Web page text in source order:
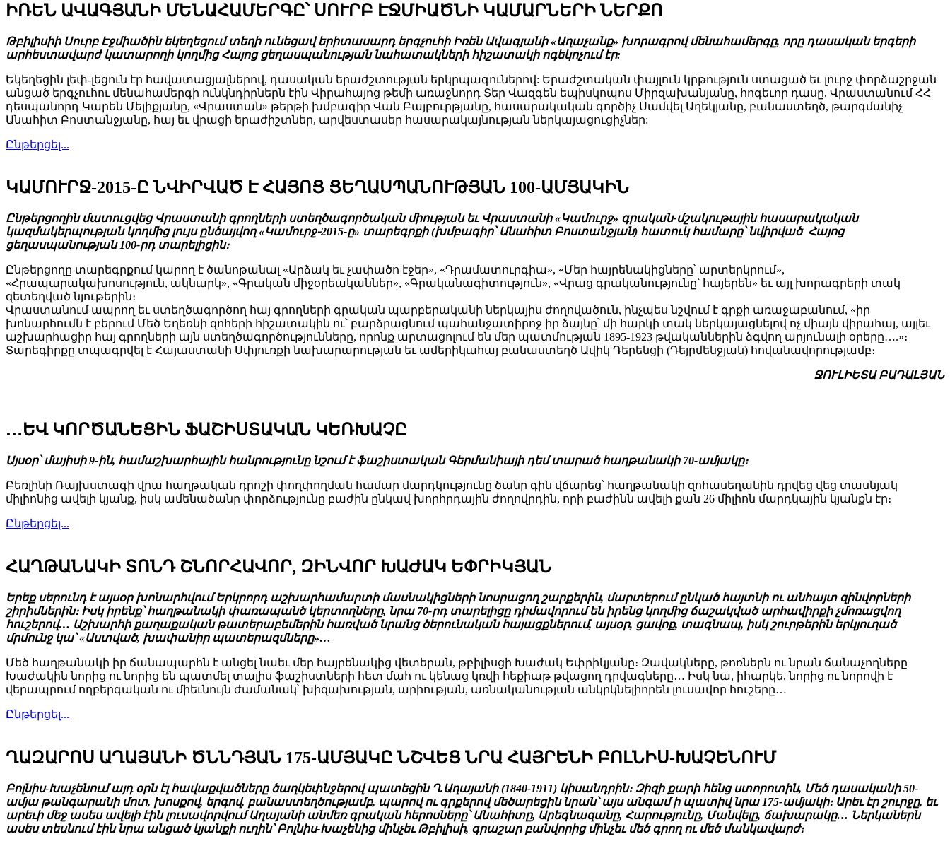
ԻՌԵՆ ԱՎԱԳՅԱՆԻ ՄԵՆԱՀԱՄԵՐԳԸ՝ ՍՈՒՐԲ ԷՋՄԻԱԾՆԻ ԿԱՄԱՐՆԵՐԻ ՆԵՐՔՈ
Թբիլիսիի Սուրբ Էջմիածին եկեղեցում տեղի ունեցավ երիտասարդ երգչուհի Իռեն Ավագյանի «Աղաչանք» խորագրով մենահամերգը, որը դասական երգերի
արհեստավարժ կատարողի կողմից Հայոց ցեղասպանության նահատակների հիշատակի ոգեկոչում էր:
Եկեղեցին լեփ-լեցուն էր հավատացյալներով, դասական երաժշտության երկրպագուներով: Երաժշտական փայլուն կրթություն ստացած եւ լուրջ փորձաշրջան
անցած երգչուհու մենահամերգի ունկնդիրներն էին Վիրահայոց թեմի առաջնորդ Տեր Վազգեն եպիսկոպոս Միրզախանյանը, հոգեւոր դասը, Վրաստանում ՀՀ
դեսպանորդ Կարեն Մելիքյանը, «Վրաստան» թերթի խմբագիր Վան Բայբուրթյանը, հասարակական գործիչ Սամվել Աղեկյանը, բանաստեղծ, թարգմանիչ
Անահիտ Բոստանջյանը, հայ եւ վրացի երաժիշտներ, արվեստասեր հասարակայնության ներկայացուցիչներ:
Ընթերցել...
ԿԱՄՈՒՐՋ-2015-Ը ՆՎԻՐՎԱԾ Է ՀԱՅՈՑ ՑԵՂԱՍՊԱՆՈՒԹՅԱՆ 100-ԱՄՅԱԿԻՆ
Ընթերցողին մատուցվեց Վրաստանի գրողների ստեղծագործական միության եւ Վրաստանի «Կամուրջ» գրական-մշակութային հասարակական
կազմակերպության կողմից լույս ընծայվող «Կամուրջ֊2015-ը» տարեգրքի (խմբագիր՝ Անահիտ Բոստանջյան) հատուկ համարը՝ նվիրված Հայոց
ցեղասպանության 100-րդ տարելիցին։
Ընթերցողը տարեգրքում կարող է ծանոթանալ «Արձակ եւ չափածո էջեր», «Դրամատուրգիա», «Մեր հայրենակիցները՝ արտերկրում»,
«Հրապարակախոսություն, ակնարկ», «Գրական միջօրեականներ», «Գրականագիտություն», «Վրաց գրականությունը՝ հայերեն» եւ այլ խորագրերի տակ
զետեղված նյութերին։
Վրաստանում ապրող եւ ստեղծագործող հայ գրողների գրական պարբերականի ներկայիս ժողովածուն, ինչպես նշվում է գրքի առաջաբանում, «իր
խոնարհումն է բերում Մեծ Եղեռնի զոհերի հիշատակին ու՝ բարձրացնում պահանջատիրոջ իր ձայնը՝ մի հարկի տակ ներկայացնելով ոչ միայն վիրահայ, այլեւ
աշխարհացիր հայ գրողների այն ստեղծագործությունները, որոնք արտացոլում են մեր պատմության 1895-1923 թվականներին ձգվող արյունալի օրերը….»։
Տարեգիրքը տպագրվել է Հայաստանի Սփյուռքի նախարարության եւ ամերիկահայ բանաստեղծ Ավիկ Դերենցի (Դեյրմենջյան) հովանավորությամբ։
ՋՈՒԼԻԵՏԱ ԲԱԴԱԼՅԱՆ
…ԵՎ ԿՈՐԾԱՆԵՑԻՆ ՖԱՇԻՍՏԱԿԱՆ ԿԵՌԽԱՉԸ
Այսօր՝ մայիսի 9-ին, համաշխարհային հանրությունը նշում է ֆաշիստական Գերմանիայի դեմ տարած հաղթանակի 70-ամյակը։
Բեռլինի Ռայխստագի վրա հաղթական դրոշի փողփողման համար մարդկությունը ծանր գին վճարեց՝ հաղթանակի զոհասեղանին դրվեց վեց տասնյակ
միլիոնից ավելի կյանք, իսկ ամենածանր փորձությունը բաժին ընկավ խորհրդային ժողովրդին, որի բաժինն ավելի քան 26 միլիոն մարդկային կյանքն էր։
Ընթերցել...
ՀԱՂԹԱՆԱԿԻ ՏՈՆԴ ՇՆՈՐՀԱՎՈՐ, ԶԻՆՎՈՐ ԽԱԺԱԿ ԵՓՐԻԿՅԱՆ
Երեք սերունդ է այսօր խոնարհվում Երկրորդ աշխարհամարտի մասնակիցների նոսրացող շարքերին, մարտերում ընկած հայտնի ու անհայտ զինվորների
շիրիմներին։ Իսկ իրենք՝ հաղթանակի փառապանծ կերտողները, նրա 70-րդ տարելիցը դիմավորում են իրենց կողմից ճաշակված արհավիրքի չմոռացվող
հուշերով… Աշխարհի քաղաքական թատերաբեմերին հառված նրանց ծերունական հայացքներում, այսօր, ցավոք, տագնապ, իսկ շուրթերին երկյուղած
մրմունջ կա՝ «Աստված, խափանիր պատերազմները»…
Մեծ հաղթանակի իր ճանապարհն է անցել նաեւ մեր հայրենակից վետերան, թբիլիսցի Խաժակ Եփրիկյանը։ Զավակները, թոռներն ու նրան ճանաչողները
Խաժակին նորից ու նորից են պատմել տալիս ֆաշիստների հետ մահ ու կենաց կռվի հեքիաթ թվացող դրվագները… Իսկ նա, իհարկե, նորից ու նորովի է
վերապրում ողբերգական ու միեւնույն ժամանակ՝ խիզախության, արիության, առնականության անկրկնելիորեն լուսավոր հուշերը…
Ընթերցել...
ՂԱԶԱՐՈՍ ԱՂԱՅԱՆԻ ԾՆՆԴՅԱՆ 175-ԱՄՅԱԿԸ ՆՇՎԵՑ ՆՐԱ ՀԱՅՐԵՆԻ ԲՈԼՆԻՍ-ԽԱՉԵՆՈՒՄ
Բոլնիս-Խաչենում այդ օրն էլ հավաքվածները ծաղկեփնջերով պատեցին Ղ.Աղայանի (1840-1911) կիսանդրին։ Զիզի քարի հենց ստորոտին, Մեծ դասականի 50-
ամյա թանգարանի մոտ, խոսքով, երգով, բանաստեղծությամբ, պարով ու գրքերով մեծարեցին նրան՝ այս անգամ ի պատիվ նրա 175-ամյակի։ Արեւ էր շուրջը, եւ
արեւի մեջ ասես ավելի էին լուսավորվում Աղայանի անմեռ գրական հերոսները՝ Անահիտը, Արեգնազանը, Հարությունը, Մանվելը, ճախարակը… Ներկաներն
ասես տեսնում էին նրա անցած կյանքի ուղին՝ Բոլնիս-Խաչենից մինչեւ Թբիլիսի, գրաշար բանվորից մինչեւ մեծ գրող ու մեծ մանկավարժ։